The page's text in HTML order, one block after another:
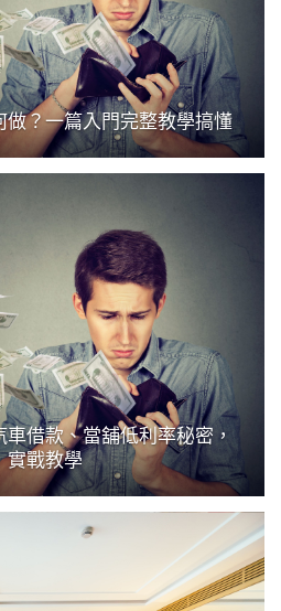
？一篇入門完整教學搞懂
借款、當舖低利率秘密，
實戰教學